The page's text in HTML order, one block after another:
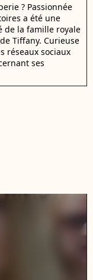
? Passionnée
a été une
de la famille royale
Tiffany. Curieuse
réseaux sociaux
ses